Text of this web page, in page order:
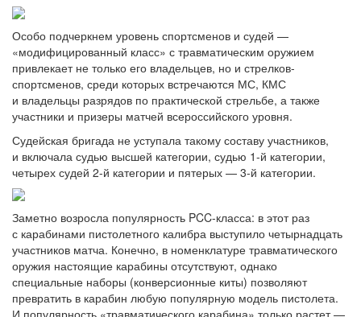
Особо подчеркнем уровень спортсменов и судей —
«модифицированный класс» с травматическим оружием
привлекает не только его владельцев, но и стрелков-
спортсменов, среди которых встречаются МС, КМС
и владельцы разрядов по практической стрельбе, а также
участники и призеры матчей всероссийского уровня.
Судейская бригада не уступала такому составу участников,
и включала судью высшей категории, судью 1-й категории,
четырех судей 2-й категории и пятерых — 3-й категории.
Заметно возросла популярность PCC-класса: в этот раз
с карабинами пистолетного калибра выступило четырнадцать
участников матча. Конечно, в номенклатуре травматического
оружия настоящие карабины отсутствуют, однако
специальные наборы (конверсионные киты) позволяют
превратить в карабин любую популярную модель пистолета.